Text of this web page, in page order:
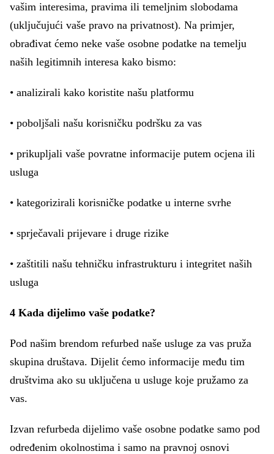
vašim interesima, pravima ili temeljnim slobodama
(uključujući vaše pravo na privatnost). Na primjer,
obrađivat ćemo neke vaše osobne podatke na temelju
naših legitimnih interesa kako bismo:
• analizirali kako koristite našu platformu
• poboljšali našu korisničku podršku za vas
• prikupljali vaše povratne informacije putem ocjena ili
usluga
• kategorizirali korisničke podatke u interne svrhe
• sprječavali prijevare i druge rizike
• zaštitili našu tehničku infrastrukturu i integritet naših
usluga
4 Kada dijelimo vaše podatke?
Pod našim brendom refurbed naše usluge za vas pruža
skupina društava. Dijelit ćemo informacije među tim
društvima ako su uključena u usluge koje pružamo za
vas.
Izvan refurbeda dijelimo vaše osobne podatke samo pod
određenim okolnostima i samo na pravnoj osnovi